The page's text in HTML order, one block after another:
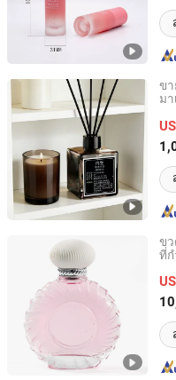
ขา
ม
Zibo Huahang Import and
Shandong, China
ขว
ที่ก
Houben Packaging
Jiangsu, China